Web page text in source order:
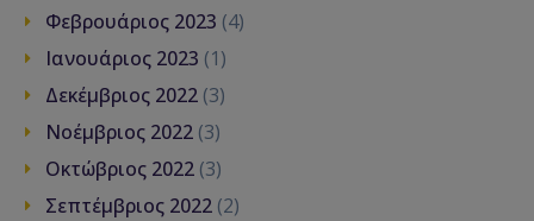
Φεβρουάριος 2023 (4)
Ιανουάριος 2023 (1)
Δεκέμβριος 2022 (3)
Νοέμβριος 2022 (3)
Οκτώβριος 2022 (3)
Σεπτέμβριος 2022 (2)